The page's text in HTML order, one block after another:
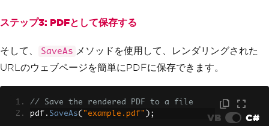
dering.PdfPaperOrientation
PaperSize
= IronPdf.Rendering .
PdfPaperSize .A4,
// Set th
MarginTop
= 0,
// Define top margin size
MarginBottom
= 0 ,
ステップ3: PDFとして保存する
そして、 SaveAs メソッドを使用して、レンダリングされた
URLのウェブページを簡単にPDFに保存できます。
// Save the rendered PDF to a file
pdf . SaveAs( "example.pdf" ); VB C#